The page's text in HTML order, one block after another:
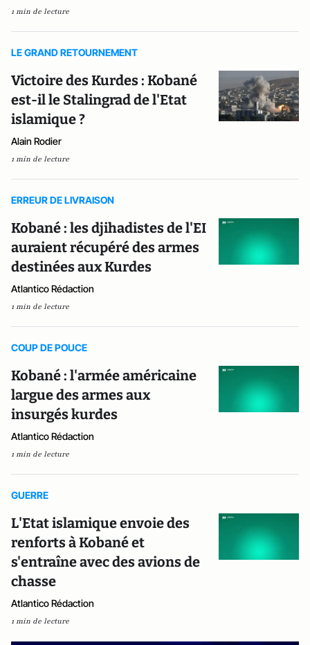
1 min de lecture
LE GRAND RETOURNEMENT
Victoire des Kurdes : Kobané
est-il le Stalingrad de l'Etat
islamique ?
Alain Rodier
1 min de lecture
ERREUR DE LIVRAISON
Kobané : les djihadistes de l'EI
auraient récupéré des armes
destinées aux Kurdes
Atlantico Rédaction
1 min de lecture
COUP DE POUCE
Kobané : l'armée américaine
largue des armes aux
insurgés kurdes
Atlantico Rédaction
1 min de lecture
GUERRE
L'Etat islamique envoie des
renforts à Kobané et
s'entraîne avec des avions de
chasse
Atlantico Rédaction
1 min de lecture